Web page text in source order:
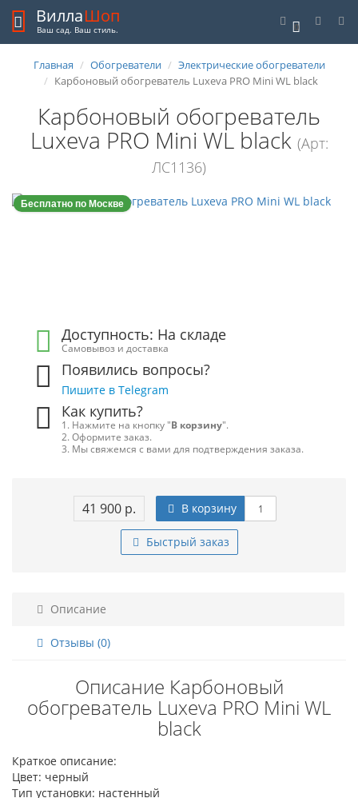
0
ВиллаШоп
Ваш сад. Ваш стиль.
Главная Обогреватели
Электрические обогреватели
Карбоновый обогреватель Luxeva PRO Mini WL black
Карбоновый обогреватель
Luxeva PRO Mini WL black (Арт:
ЛС1136)
Бесплатно по Москве
Доступность: На складе
Самовывоз и доставка
Появились вопросы?
Пишите в Telegram
Как купить?
1. Нажмите на кнопку "В корзину".
2. Оформите заказ.
3. Мы свяжемся с вами для подтверждения заказа.
41 900 р. В корзину
Быстрый заказ
Описание
Отзывы (0)
Описание Карбоновый
обогреватель Luxeva PRO Mini WL
black
Краткое описание:
Цвет: черный
Тип установки: настенный